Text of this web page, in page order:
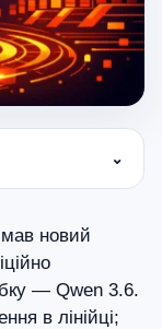
⌄
новий
— Qwen 3.6.
в лінійці;